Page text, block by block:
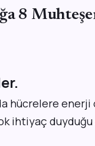
8
hücrelere
ihtiyaç duyduğu